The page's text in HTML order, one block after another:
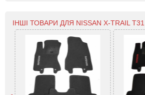
ІНШІ ТОВАРИ ДЛЯ NISSAN X-TRAIL